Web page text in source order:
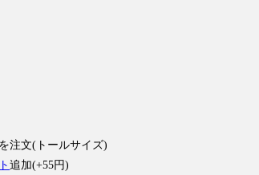
を注文(トールサイズ)
追加(+55円)